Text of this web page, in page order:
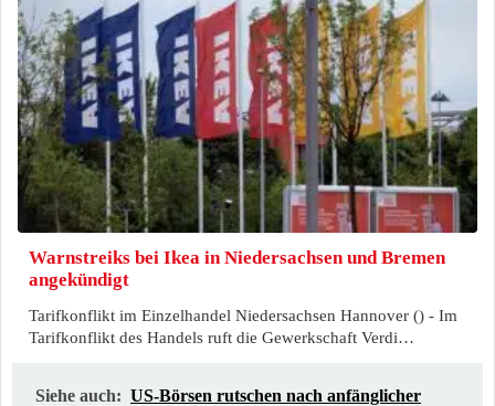
Warnstreiks bei Ikea in Niedersachsen und Bremen
angekündigt
Tarifkonflikt im Einzelhandel Niedersachsen Hannover () - Im
Tarifkonflikt des Handels ruft die Gewerkschaft Verdi…
Siehe auch: US-Börsen rutschen nach anfänglicher